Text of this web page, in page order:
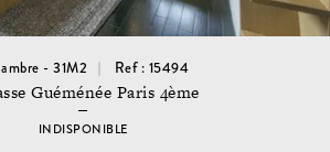
- 31M2 Ref : 15494
Guéménée Paris 4ème
INDISPONIBLE